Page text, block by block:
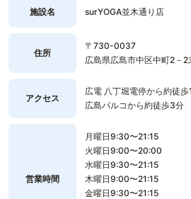
施設名 surYOGA並木通り店
住所
〒730-0037
広島県広島市中区中町2－2
アクセス
広電 八丁堀電停から約徒歩
広島パルコから約徒歩3分
営業時間
月曜日9:30〜21:15
火曜日9:00〜20:00
水曜日9:30〜21:15
木曜日9:00〜21:15
金曜日9:30〜21:15